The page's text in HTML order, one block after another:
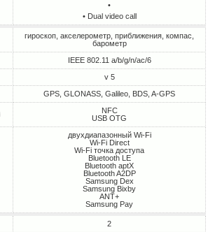
•
• Dual video call
гироскоп, акселерометр, приближения, компас,
барометр
IEEE 802.11 a/b/g/n/ac/6
v 5
GPS, GLONASS, Galileo, BDS, A-GPS
NFC
USB OTG
двухдиапазонный Wi-Fi
Wi-Fi Direct
Wi-Fi точка доступа
Bluetooth LE
Bluetooth aptX
Bluetooth A2DP
Samsung Dex
Samsung Bixby
ANT+
Samsung Pay
2